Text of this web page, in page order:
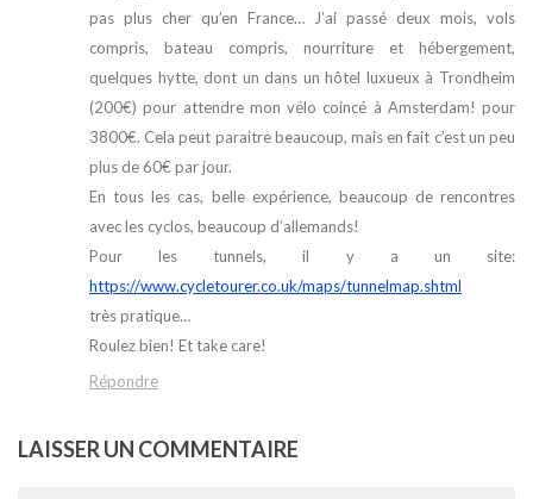
pas plus cher qu’en France… J’ai passé deux mois, vols
compris, bateau compris, nourriture et hébergement,
quelques hytte, dont un dans un hôtel luxueux à Trondheim
(200€) pour attendre mon vélo coincé à Amsterdam! pour
3800€. Cela peut paraitre beaucoup, mais en fait c’est un peu
plus de 60€ par jour.
En tous les cas, belle expérience, beaucoup de rencontres
avec les cyclos, beaucoup d’allemands!
Pour les tunnels, il y a un site:
https://www.cycletourer.co.uk/maps/tunnelmap.shtml
très pratique…
Roulez bien! Et take care!
Répondre
LAISSER UN COMMENTAIRE